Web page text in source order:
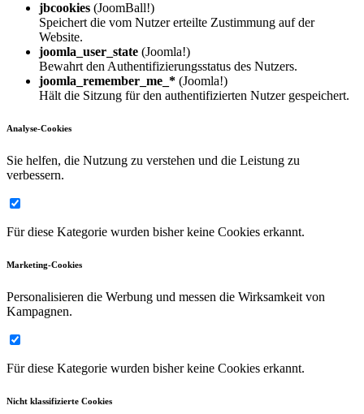
jbcookies (JoomBall!)
Speichert die vom Nutzer erteilte Zustimmung auf der
Website.
joomla_user_state (Joomla!)
Bewahrt den Authentifizierungsstatus des Nutzers.
joomla_remember_me_* (Joomla!)
Hält die Sitzung für den authentifizierten Nutzer gespeichert.
Analyse-Cookies
Sie helfen, die Nutzung zu verstehen und die Leistung zu
verbessern.
Für diese Kategorie wurden bisher keine Cookies erkannt.
Marketing-Cookies
Personalisieren die Werbung und messen die Wirksamkeit von
Kampagnen.
Für diese Kategorie wurden bisher keine Cookies erkannt.
Nicht klassifizierte Cookies